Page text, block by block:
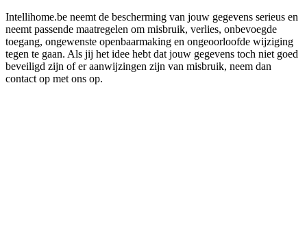
Intellihome.be neemt de bescherming van jouw gegevens serieus en
neemt passende maatregelen om misbruik, verlies, onbevoegde
toegang, ongewenste openbaarmaking en ongeoorloofde wijziging
tegen te gaan. Als jij het idee hebt dat jouw gegevens toch niet goed
beveiligd zijn of er aanwijzingen zijn van misbruik, neem dan
contact op met ons op.